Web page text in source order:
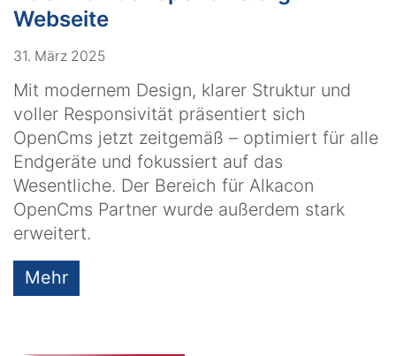
Webseite
31. März 2025
Mit modernem Design, klarer Struktur und
voller Responsivität präsentiert sich
OpenCms jetzt zeitgemäß – optimiert für alle
Endgeräte und fokussiert auf das
Wesentliche. Der Bereich für Alkacon
OpenCms Partner wurde außerdem stark
erweitert.
Mehr